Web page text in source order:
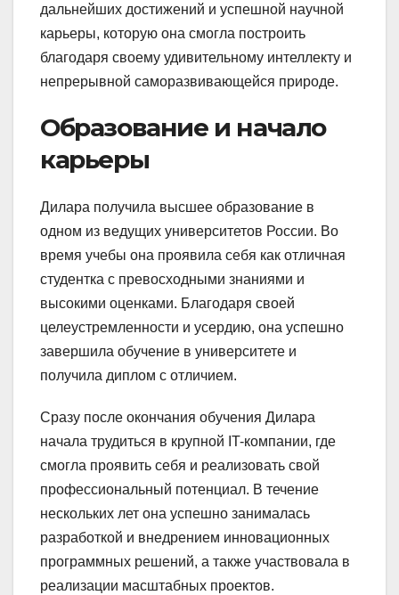
дальнейших достижений и успешной научной
карьеры, которую она смогла построить
благодаря своему удивительному интеллекту и
непрерывной саморазвивающейся природе.
Образование и начало
карьеры
Дилара получила высшее образование в
одном из ведущих университетов России. Во
время учебы она проявила себя как отличная
студентка с превосходными знаниями и
высокими оценками. Благодаря своей
целеустремленности и усердию, она успешно
завершила обучение в университете и
получила диплом с отличием.
Сразу после окончания обучения Дилара
начала трудиться в крупной IT-компании, где
смогла проявить себя и реализовать свой
профессиональный потенциал. В течение
нескольких лет она успешно занималась
разработкой и внедрением инновационных
программных решений, а также участвовала в
реализации масштабных проектов.